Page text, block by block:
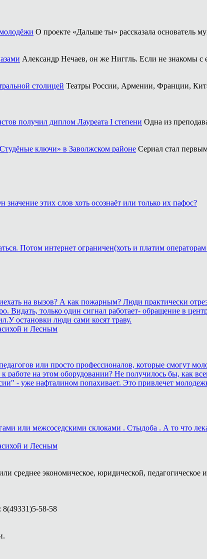
О проекте «Дальше ты» рассказала основатель
Александр Нечаев, он же Ниггль. Если не знакомы с
столицей Театры России, Армении, Франции,
получил диплом Лауреата I степени Одна из
ключи» в Заволжском районе Сериал стал
этих слов хоть осознаёт или только их пафос?
Потом интернет ограничен(хоть и платим
на вызов? А как пожарным? Люди практически
Видать, только один сигнал работает- обращение в
остановки люди сами косят траву.
и Лесным
или просто профессионалов, которые смогут
работе на этом оборудовании? Не получилось бы, как
- уже нафталином попахивает. Это привлечет
или межсоседскими склоками . Стыдоба . А то что
и Лесным
среднее экономическое, юридической,
58-58